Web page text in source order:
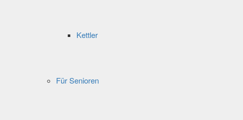
Kettler
Für Senioren